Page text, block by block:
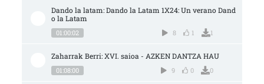
Dando la latam: Dando la Latam 1X24: Un verano Dand
o la Latam
01:00:02 8 1 1
Zaharrak Berri: XVI. saioa - AZKEN DANTZA HAU
01:08:00 9 0 0